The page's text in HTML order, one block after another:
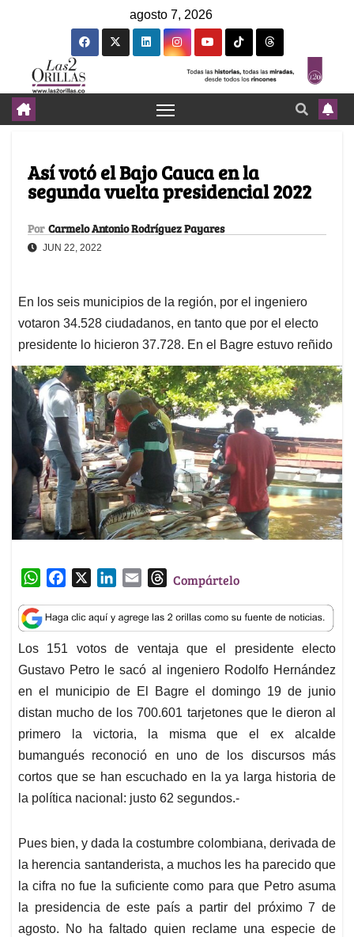
agosto 7, 2026
Así votó el Bajo Cauca en la
segunda vuelta presidencial 2022
Por Carmelo Antonio Rodríguez Payares
JUN 22, 2022
En los seis municipios de la región, por el ingeniero
votaron 34.528 ciudadanos, en tanto que por el electo
presidente lo hicieron 37.728. En el Bagre estuvo reñido
W
a
t
A
p
p
c
e
b
o
o
k
n
k
e
d
I
n
a
i
l
T
r
e
a
d
s
Compártelo
Los 151 votos de ventaja que el presidente electo
Gustavo Petro le sacó al ingeniero Rodolfo Hernández
en el municipio de El Bagre el domingo 19 de junio
distan mucho de los 700.601 tarjetones que le dieron al
primero la victoria, la misma que el ex alcalde
bumangués reconoció en uno de los discursos más
cortos que se han escuchado en la ya larga historia de
la política nacional: justo 62 segundos.-
Pues bien, y dada la costumbre colombiana, derivada de
la herencia santanderista, a muchos les ha parecido que
la cifra no fue la suficiente como para que Petro asuma
la presidencia de este país a partir del próximo 7 de
agosto. No ha faltado quien reclame una especie de